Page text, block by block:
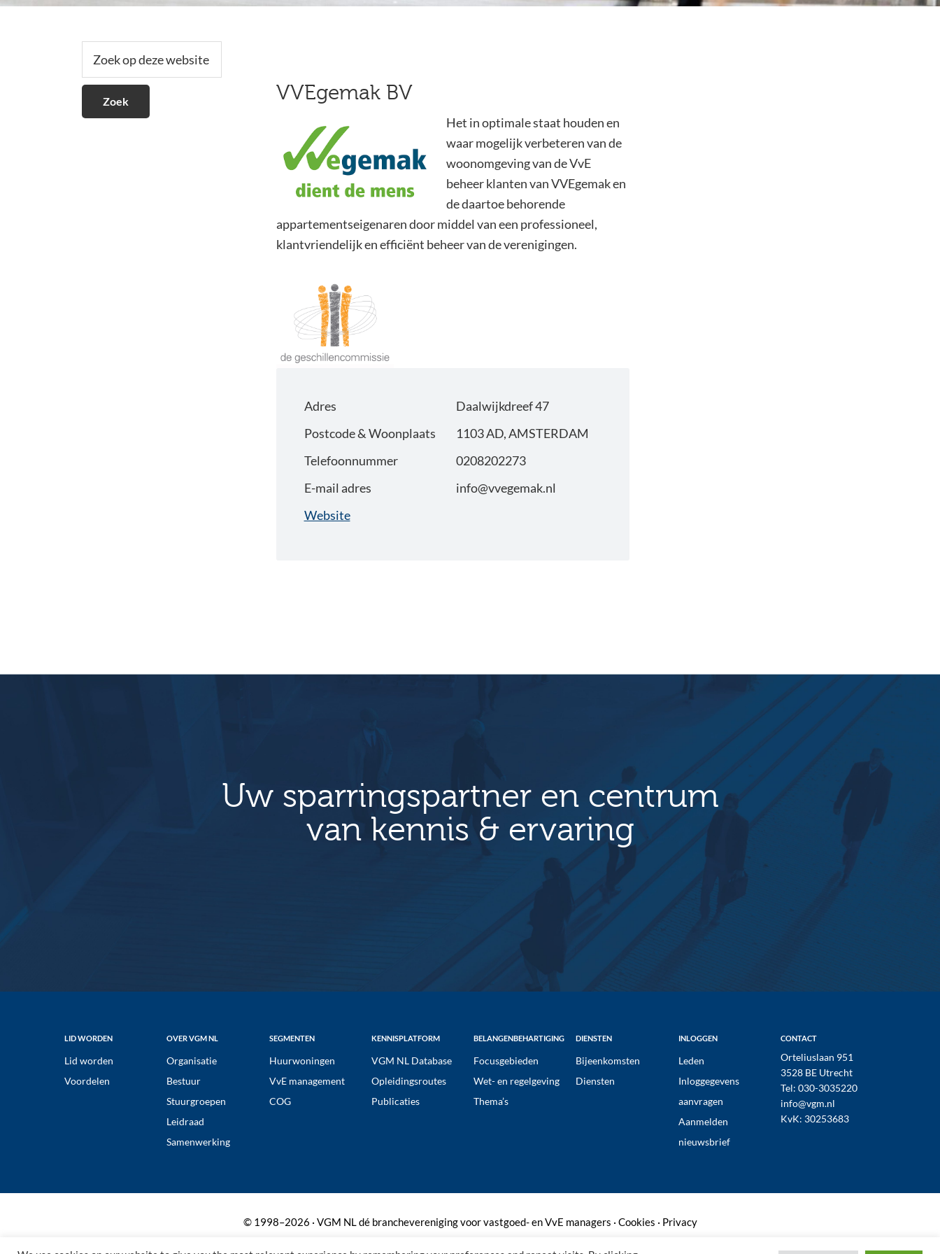
VVEgemak BV
Het in optimale staat houden en
waar mogelijk verbeteren van de
woonomgeving van de VvE
beheer klanten van VVEgemak en
de daartoe behorende
appartementseigenaren door middel van een professioneel,
klantvriendelijk en efficiënt beheer van de verenigingen.
Adres
Postcode & Woonplaats
Telefoonnummer
E-mail adres
Website
Daalwijkdreef 47
1103 AD, AMSTERDAM
0208202273
info@vvegemak.nl
Secundaire
Sidebar
op
deze
website
Uw sparringspartner en centrum
van kennis & ervaring
LID WORDEN
Lid worden
Voordelen
OVER VGM NL
Organisatie
Bestuur
Stuurgroepen
Leidraad
Samenwerking
SEGMENTEN
Huurwoningen
VvE management
COG
KENNISPLATFORM
VGM NL Database
Opleidingsroutes
Publicaties
BELANGENBEHARTIGING
Focusgebieden
Wet- en regelgeving
Thema’s
DIENSTEN
Bijeenkomsten
Diensten
INLOGGEN
Leden
Inloggegevens
aanvragen
Aanmelden
nieuwsbrief
CONTACT
Orteliuslaan 951
3528 BE Utrecht
Tel: 030-3035220
info@vgm.nl
KvK: 30253683
© 1998–2026 · VGM NL dé branchevereniging voor vastgoed- en VvE managers · Cookies · Privacy